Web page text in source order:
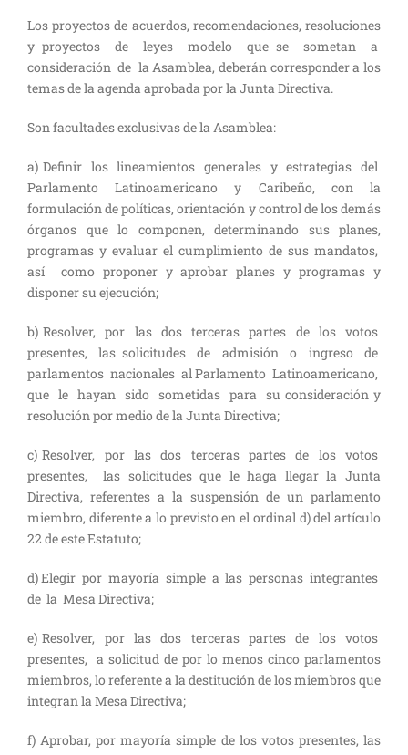
Los proyectos de acuerdos, recomendaciones, resoluciones
y proyectos de leyes modelo que se sometan a
consideración de la Asamblea, deberán corresponder a los
temas de la agenda aprobada por la Junta Directiva.
Son facultades exclusivas de la Asamblea:
a) Definir los lineamientos generales y estrategias del
Parlamento Latinoamericano y Caribeño, con la
formulación de políticas, orientación y control de los demás
órganos que lo componen, determinando sus planes,
programas y evaluar el cumplimiento de sus mandatos,
así como proponer y aprobar planes y programas y
disponer su ejecución;
b) Resolver, por las dos terceras partes de los votos
presentes, las solicitudes de admisión o ingreso de
parlamentos nacionales al Parlamento Latinoamericano,
que le hayan sido sometidas para su consideración y
resolución por medio de la Junta Directiva;
c) Resolver, por las dos terceras partes de los votos
presentes, las solicitudes que le haga llegar la Junta
Directiva, referentes a la suspensión de un parlamento
miembro, diferente a lo previsto en el ordinal d) del artículo
22 de este Estatuto;
d) Elegir por mayoría simple a las personas integrantes
de la Mesa Directiva;
e) Resolver, por las dos terceras partes de los votos
presentes, a solicitud de por lo menos cinco parlamentos
miembros, lo referente a la destitución de los miembros que
integran la Mesa Directiva;
f) Aprobar, por mayoría simple de los votos presentes, las